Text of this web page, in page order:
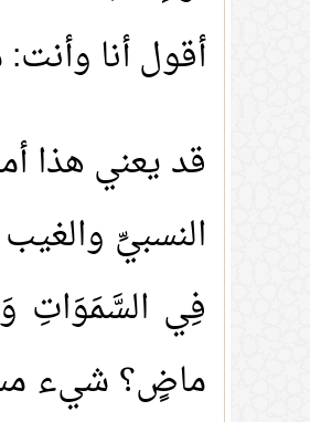
أقول أنا
قد يعني هذا
النسبيِّ
فِي السَّمَوَاتِ
ماضٍ؟ شيء